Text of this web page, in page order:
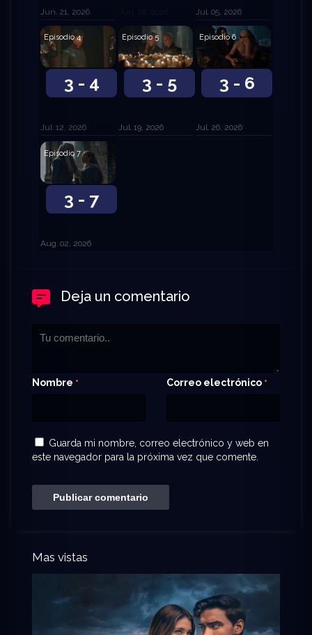
Jun. 21, 2026 Jul. 05, 2026
3 - 4
Episodio 4
Jul. 12, 2026
3 - 5
Episodio 5
Jul. 19, 2026
3 - 6
Episodio 6
Jul. 26, 2026
3 - 7
Episodio 7
Aug. 02, 2026
Deja un comentario
Nombre * Correo electrónico *
Guarda mi nombre, correo electrónico y web en
este navegador para la próxima vez que comente.
Mas vistas